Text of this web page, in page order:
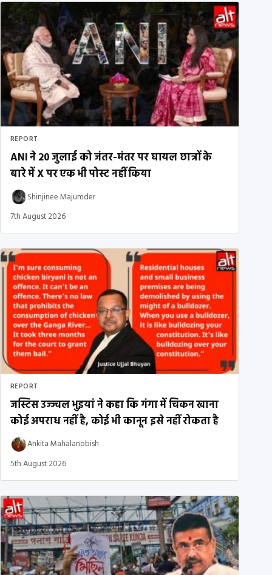
REPORT
ANI ने 20 जुलाई को जंतर-मंतर पर घायल छात्रों के
बारे में X पर एक भी पोस्ट नहीं किया
Shinjinee Majumder
7th August 2026
REPORT
जस्टिस उज्ज्वल भुइयां ने कहा कि गंगा में चिकन खाना
कोई अपराध नहीं है, कोई भी कानून इसे नहीं रोकता है
Ankita Mahalanobish
5th August 2026